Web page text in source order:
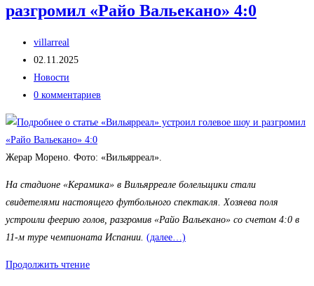
разгромил «Райо Вальекано» 4:0
Автор
записи:
villarreal
Запись
опубликована:
02.11.2025
Рубрика
записи:
Новости
Комментарии
записи:
0 комментариев
Жерар Морено. Фото: «Вильярреал».
На стадионе «Керамика» в Вильярреале болельщики стали
свидетелями настоящего футбольного спектакля. Хозяева поля
устроили феерию голов, разгромив «Райо Вальекано» со счетом 4:0 в
11-м туре чемпионата Испании. (далее…)
Продолжить чтение«Вильярреал»